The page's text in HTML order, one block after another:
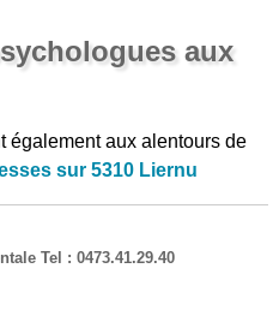
aux
également aux alentours de
sur 5310 Liernu
Tel : 0473.41.29.40